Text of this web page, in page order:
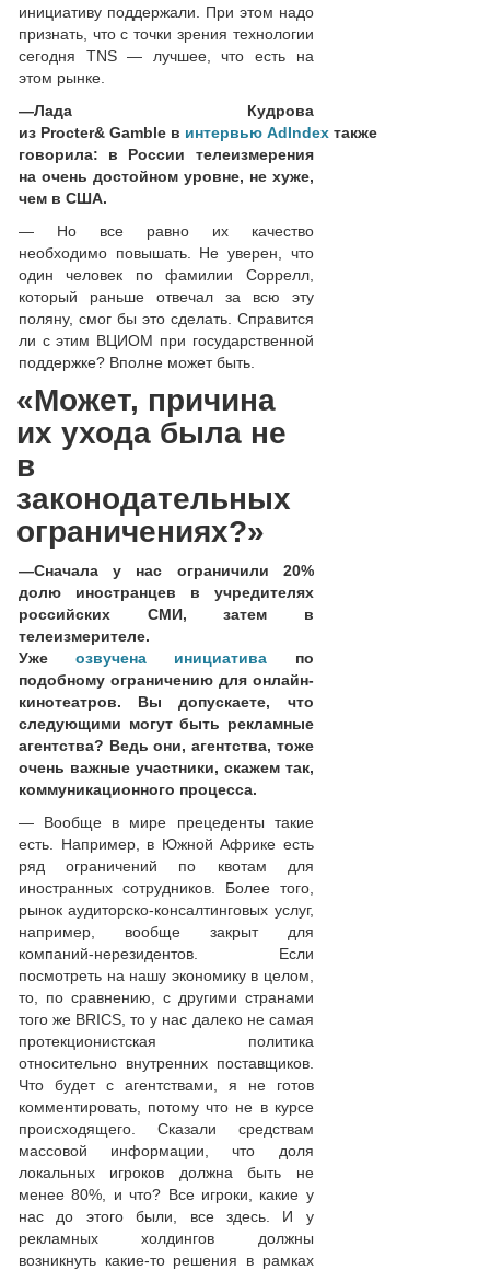
инициативу поддержали. При этом надо
признать, что с точки зрения технологии
сегодня TNS — лучшее, что есть на
этом рынке.
—Лада Кудрова
из Procter& Gamble в интервью AdIndex также
говорила: в России телеизмерения
на очень достойном уровне, не хуже,
чем в США.
— Но все равно их качество
необходимо повышать. Не уверен, что
один человек по фамилии Соррелл,
который раньше отвечал за всю эту
поляну, смог бы это сделать. Справится
ли с этим ВЦИОМ при государственной
поддержке? Вполне может быть.
«Может, причина
их ухода была не
в
законодательных
ограничениях?»
—Сначала у нас ограничили 20%
долю иностранцев в учредителях
российских СМИ, затем в
телеизмерителе.
Ужеозвучена инициатива
по
подобному ограничению для онлайн-
кинотеатров. Вы допускаете, что
следующими могут быть рекламные
агентства? Ведь они, агентства, тоже
очень важные участники, скажем так,
коммуникационного процесса.
— Вообще в мире прецеденты такие
есть. Например, в Южной Африке есть
ряд ограничений по квотам для
иностранных сотрудников. Более того,
рынок аудиторско-консалтинговых услуг,
например, вообще закрыт для
компаний-нерезидентов. Если
посмотреть на нашу экономику в целом,
то, по сравнению, с другими странами
того же BRICS, то у нас далеко не самая
протекционистская политика
относительно внутренних поставщиков.
Что будет с агентствами, я не готов
комментировать, потому что не в курсе
происходящего. Сказали средствам
массовой информации, что доля
локальных игроков должна быть не
менее 80%, и что? Все игроки, какие у
нас до этого были, все здесь. И у
рекламных холдингов должны
возникнуть какие-то решения в рамках